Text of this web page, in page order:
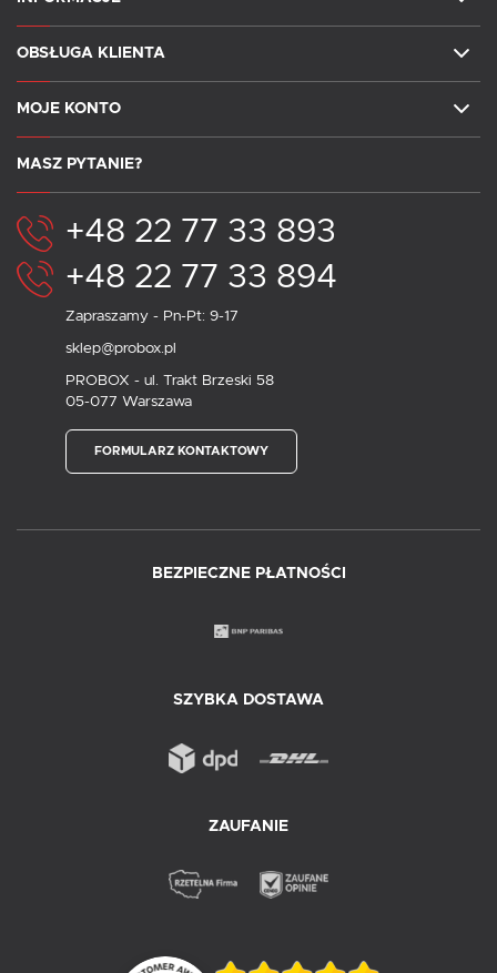
OBSŁUGA KLIENTA
MOJE KONTO
MASZ PYTANIE?
+48 22 77 33 893
+48 22 77 33 894
Zapraszamy - Pn-Pt: 9-17
sklep@probox.pl
PROBOX - ul. Trakt Brzeski 58
05-077 Warszawa
FORMULARZ KONTAKTOWY
BEZPIECZNE PŁATNOŚCI
SZYBKA DOSTAWA
ZAUFANIE